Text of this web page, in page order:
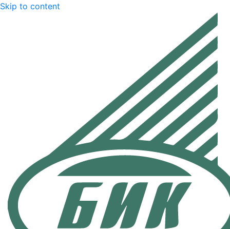
Skip to content